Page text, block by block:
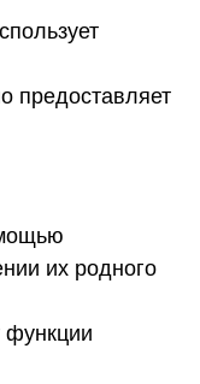
предоставляет
их родного